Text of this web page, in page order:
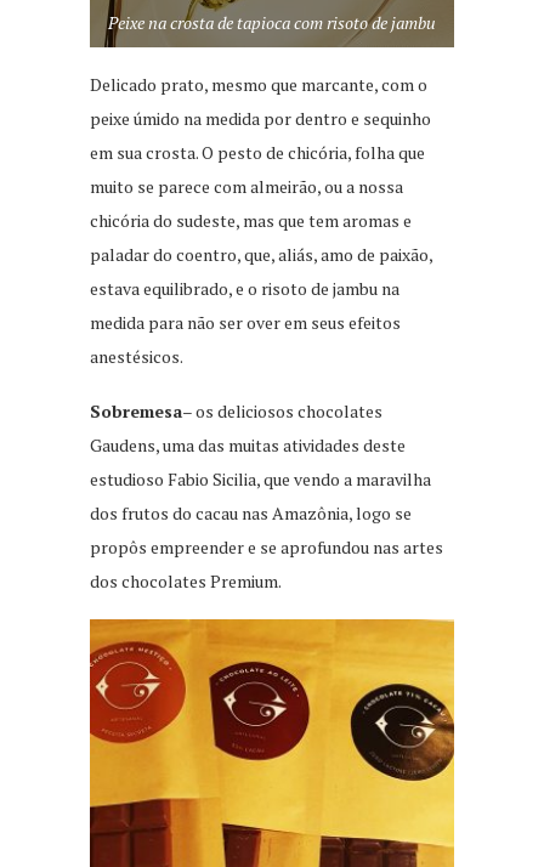
Peixe na crosta de tapioca com risoto de jambu
Delicado prato, mesmo que marcante, com o
peixe úmido na medida por dentro e sequinho
em sua crosta. O pesto de chicória, folha que
muito se parece com almeirão, ou a nossa
chicória do sudeste, mas que tem aromas e
paladar do coentro, que, aliás, amo de paixão,
estava equilibrado, e o risoto de jambu na
medida para não ser over em seus efeitos
anestésicos.
Sobremesa– os deliciosos chocolates
Gaudens, uma das muitas atividades deste
estudioso Fabio Sicilia, que vendo a maravilha
dos frutos do cacau nas Amazônia, logo se
propôs empreender e se aprofundou nas artes
dos chocolates Premium.